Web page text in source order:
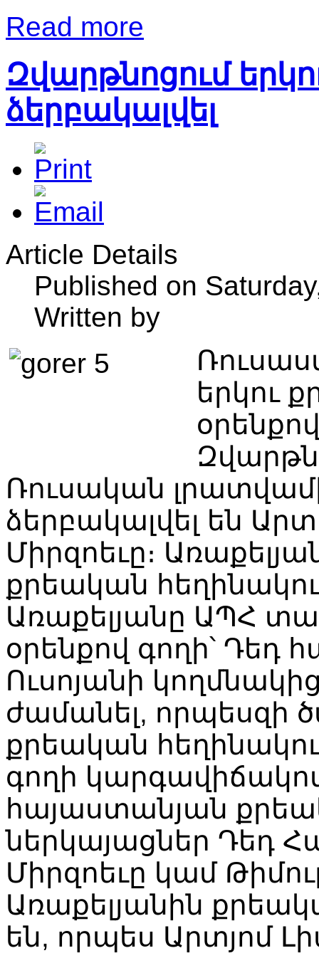
Read more
Զվարթնոցում
ձերբակալվել
Article Details
Published on
Written by
երկու
Ռուսական
ձերբակալվել են
Միրզոեւը։
քրեական
Առաքելյանը ԱՊՀ
օրենքով գողի՝
Ուսոյանի
ժամանել,
քրեական
գողի
հայաստանյան
ներկայացներ Դեդ
Միրզոեւը կամ
Առաքելյանին
են, որպես Արտյոմ